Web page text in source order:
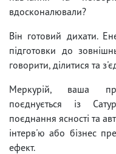
вдосконалювали?
Він готовий дихати.
підготовки до
говорити, ділитися та
Меркурій, ваша
поєднується із
поєднання ясності та
інтерв'ю або бізнес
ефект.